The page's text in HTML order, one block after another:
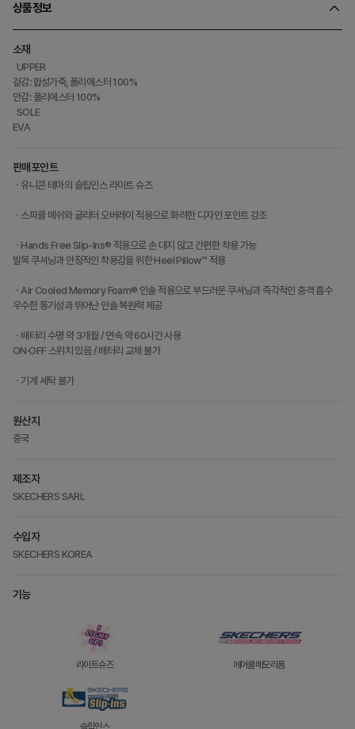
상품정보
소재
∙ UPPER
겉감: 합성가죽, 폴리에스터 100%
안감: 폴리에스터 100%
∙ SOLE
EVA
판매포인트
ㆍ유니콘 테마의 슬립인스 라이트 슈즈
ㆍ스파클 메쉬와 글리터 오버레이 적용으로 화려한 디자인 포인트 강조
ㆍHands Free Slip-Ins® 적용으로 손 대지 않고 간편한 착용 가능
발목 쿠셔닝과 안정적인 착용감을 위한 Heel Pillow™ 적용
ㆍAir Cooled Memory Foam® 인솔 적용으로 부드러운 쿠셔닝과 즉각적인 충격 흡수
우수한 통기성과 뛰어난 인솔 복원력 제공
ㆍ배터리 수명 약 3개월 / 연속 약 60시간 사용
ON·OFF 스위치 있음 / 배터리 교체 불가
ㆍ기계 세탁 불가
원산지
중국
제조자
SKECHERS SARL
수입자
SKECHERS KOREA
기능
라이트슈즈 에어쿨메모리폼
슬립인스